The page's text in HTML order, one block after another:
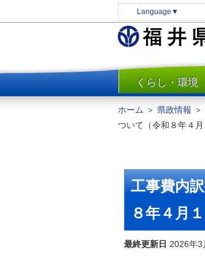
Language ▼
くらし・環境
防災
安全安心
住まい・土地
環境問題・廃棄物対
イクル
まちづくり
交通・道路
ホーム ＞ 県政情報 ＞
ついて（令和８年４月
工事費内
８年４月１
最終更新日 2026年3